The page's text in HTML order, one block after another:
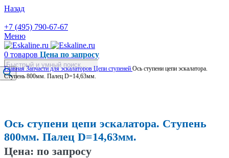
Назад
+7 (495) 790-67-67
Меню
0 товаров Цена по запросу
Поиск
товаров
ГлавнаяЗапчасти для эскалаторов Цепи ступеней Ось ступени цепи эскалатора.
Ступень 800мм. Палец D=14,63мм.
Ось ступени цепи эскалатора. Ступень
800мм. Палец D=14,63мм.
Цена: по запросу